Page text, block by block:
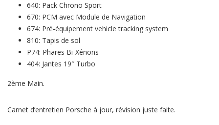
640: Pack Chrono Sport
670: PCM avec Module de Navigation
674: Pré-équipement vehicle tracking system
810: Tapis de sol
P74: Phares Bi-Xénons
404: Jantes 19″ Turbo
2ème Main.
Carnet d’entretien Porsche à jour, révision juste faite.